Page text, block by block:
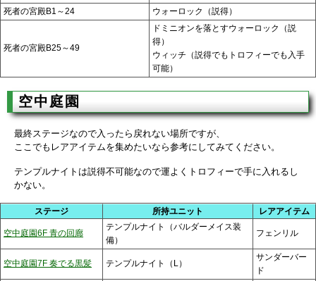
死者の宮殿B1～24
ウォーロック（説得）
死者の宮殿B25～49
ドミニオンを落とすウォーロック（説
得）
ウィッチ（説得でもトロフィーでも入手
可能）
空中庭園
最終ステージなので入ったら戻れない場所ですが、
ここでもレアアイテムを集めたいなら参考にしてみてください。
テンプルナイトは説得不可能なので運よくトロフィーで手に入れるし
かない。
ステージ 所持ユニット レアアイテム
空中庭園6F 青の回廊
テンプルナイト（バルダーメイス装
備）
フェンリル
空中庭園7F 奏でる黒髪 テンプルナイト（L）
サンダーバー
ド